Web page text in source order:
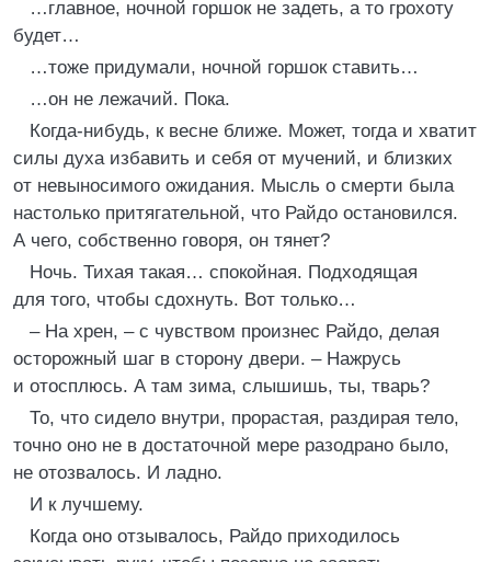
…главное, ночной горшок не задеть, а то грохоту
будет…
…тоже придумали, ночной горшок ставить…
…он не лежачий. Пока.
Когда-нибудь, к весне ближе. Может, тогда и хватит
силы духа избавить и себя от мучений, и близких
от невыносимого ожидания. Мысль о смерти была
настолько притягательной, что Райдо остановился.
А чего, собственно говоря, он тянет?
Ночь. Тихая такая… спокойная. Подходящая
для того, чтобы сдохнуть. Вот только…
– На хрен, – с чувством произнес Райдо, делая
осторожный шаг в сторону двери. – Нажрусь
и отосплюсь. А там зима, слышишь, ты, тварь?
То, что сидело внутри, прорастая, раздирая тело,
точно оно не в достаточной мере разодрано было,
не отозвалось. И ладно.
И к лучшему.
Когда оно отзывалось, Райдо приходилось